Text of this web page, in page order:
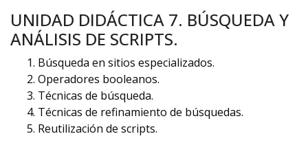
UNIDAD DIDÁCTICA 7. BÚSQUEDA Y
ANÁLISIS DE SCRIPTS.
Búsqueda en sitios especializados.
Operadores booleanos.
Técnicas de búsqueda.
Técnicas de refinamiento de búsquedas.
Reutilización de scripts.